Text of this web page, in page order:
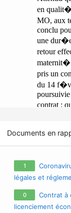
Documents en
1
légales et
/ covid-19 / sars-
0
Contrat à
licenciement